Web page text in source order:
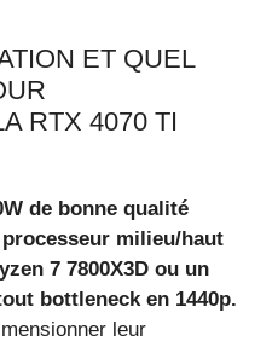
ET QUEL
RTX 4070 TI
de bonne qualité
milieu/haut
7 7800X3D ou un
bottleneck en 1440p.
leur